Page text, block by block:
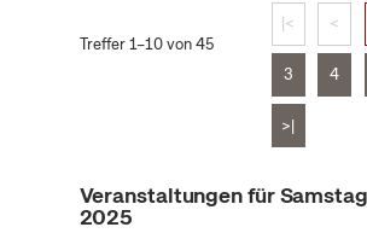
Treffer 1–10 von 45
|< <
3 4
>|
Veranstaltungen für
2025